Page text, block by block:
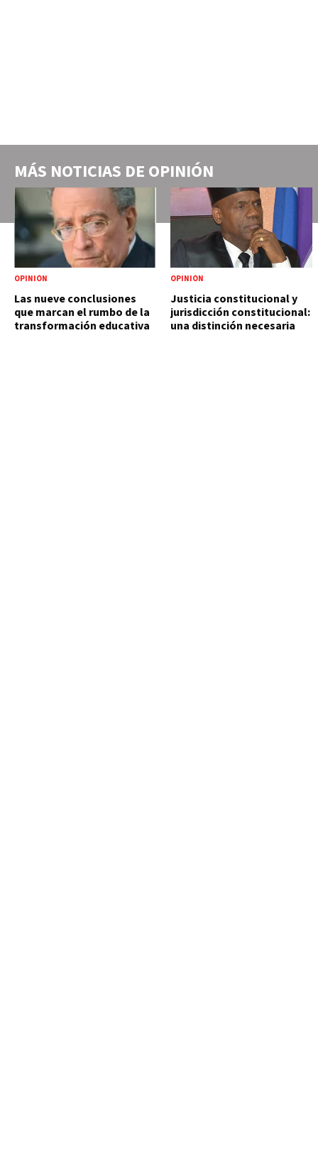
MÁS NOTICIAS DE OPINIÓN
OPINIÓN
Las nueve conclusiones
que marcan el rumbo de la
transformación educativa
OPINIÓN
Justicia constitucional y
jurisdicción constitucional:
una distinción necesaria